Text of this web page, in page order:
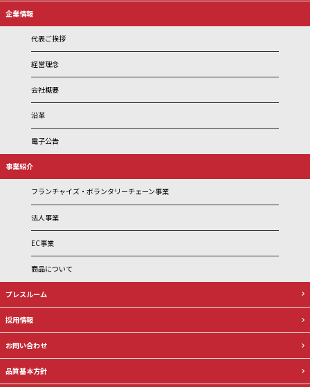
企業情報
代表ご挨拶
経営理念
会社概要
沿革
電子公告
事業紹介
フランチャイズ・ボランタリーチェーン事業
法人事業
EC事業
商品について
プレスルーム
採用情報
お問い合わせ
品質基本方針